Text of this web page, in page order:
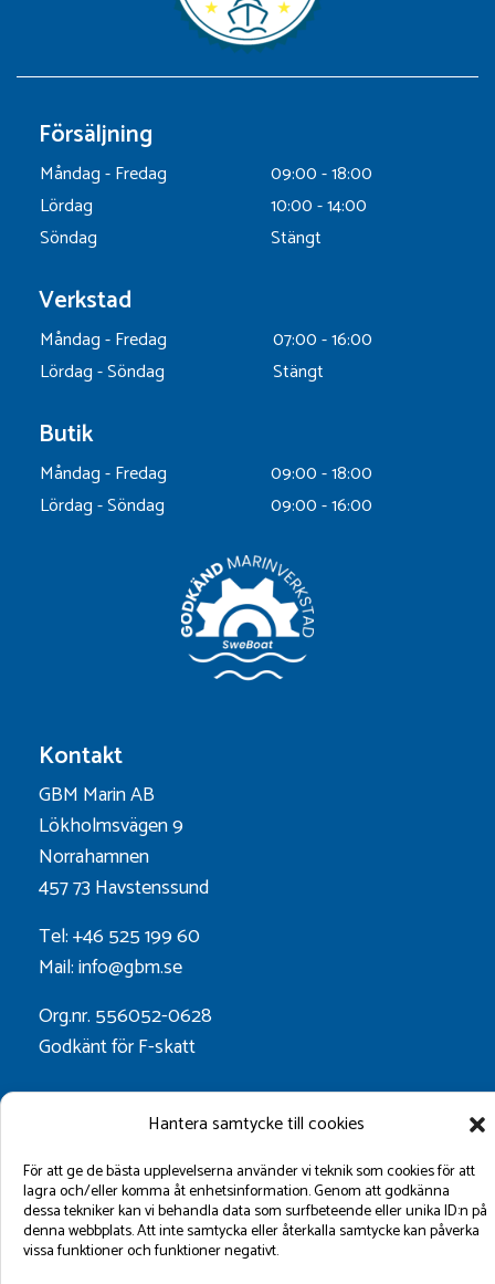
Hantera samtycke till cookies
För att ge de bästa upplevelserna använder vi teknik som cookies för att
lagra och/eller komma åt enhetsinformation. Genom att godkänna
dessa tekniker kan vi behandla data som surfbeteende eller unika ID:n på
denna webbplats. Att inte samtycka eller återkalla samtycke kan påverka
vissa funktioner och funktioner negativt.
Försäljning
Måndag - Fredag
09:00 - 18:00
Lördag
10:00 - 14:00
Söndag
Stängt
Verkstad
Måndag - Fredag
07:00 - 16:00
Lördag - Söndag
Stängt
Butik
Måndag - Fredag
09:00 - 18:00
Lördag - Söndag
09:00 - 16:00
Kontakt
GBM Marin AB
Lökholmsvägen 9
Norrahamnen
457 73 Havstenssund
Tel: +46 525 199 60
Mail: info@gbm.se
Org.nr. 556052-0628
Godkänt för F-skatt
Följ oss på: